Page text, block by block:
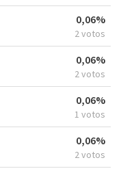
0,06%
2 votos
0,06%
2 votos
0,06%
1 votos
0,06%
2 votos